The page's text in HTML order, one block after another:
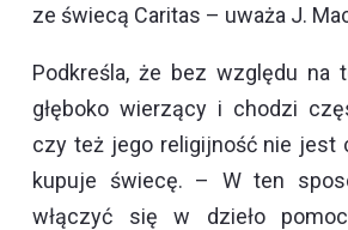
ze świecą Caritas – uważa J.
Podkreśla, że bez względu na
głęboko wierzący i chodzi
czy też jego religijność nie jest
kupuje świecę. – W ten
włączyć się w dzieło